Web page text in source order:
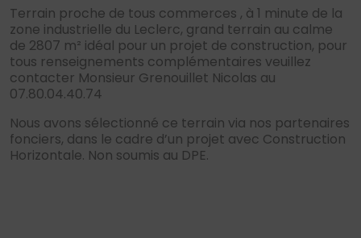
Terrain proche de tous commerces , à 1 minute de la
zone industrielle du Leclerc, grand terrain au calme
de 2807 m² idéal pour un projet de construction, pour
tous renseignements complémentaires veuillez
contacter Monsieur Grenouillet Nicolas au
07.80.04.40.74
Nous avons sélectionné ce terrain via nos partenaires
fonciers, dans le cadre d’un projet avec Construction
Horizontale. Non soumis au DPE.